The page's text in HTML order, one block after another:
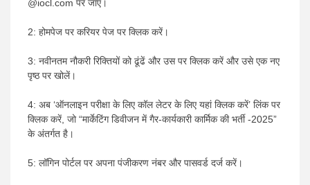
@iocl.com पर जाएं।
2: होमपेज पर करियर पेज पर क्लिक करें।
3: नवीनतम नौकरी रिक्तियों को ढूंढें और उस पर क्लिक करें और उसे एक नए
पृष्ठ पर खोलें।
4: अब ‘ऑनलाइन परीक्षा के लिए कॉल लेटर के लिए यहां क्लिक करें’ लिंक पर
क्लिक करें, जो “मार्केटिंग डिवीजन में गैर-कार्यकारी कार्मिक की भर्ती -2025”
के अंतर्गत है।
5: लॉगिन पोर्टल पर अपना पंजीकरण नंबर और पासवर्ड दर्ज करें।